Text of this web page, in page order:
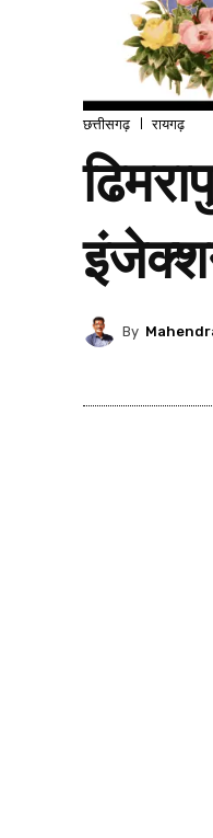
छत्तीसगढ़ रायगढ़
By